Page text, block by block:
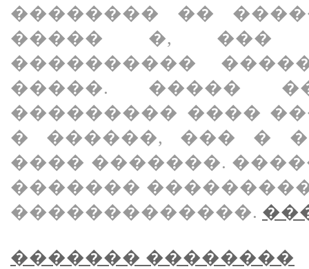
�������� ��
����� �, ���
����������
�����. �����
��������� ����
� ������, ��� �
���� �������.
�������
�������������.
������� ��������